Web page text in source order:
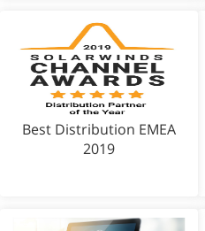
Best Distribution EMEA
2019